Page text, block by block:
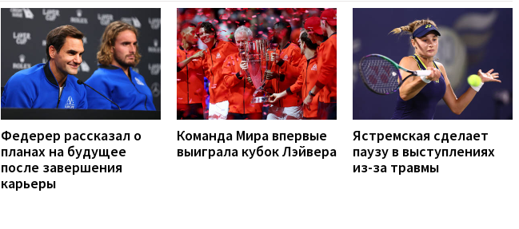
Федерер рассказал о
планах на будущее
после завершения
карьеры
Команда Мира впервые
выиграла кубок Лэйвера
Ястремская сделает
паузу в выступлениях
из-за травмы